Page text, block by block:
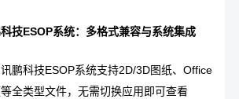
技ESOP系统：多格式兼容与系统集成
鹏科技ESOP系统支持2D/3D图纸、Office
全类型文件，无需切换应用即可查看